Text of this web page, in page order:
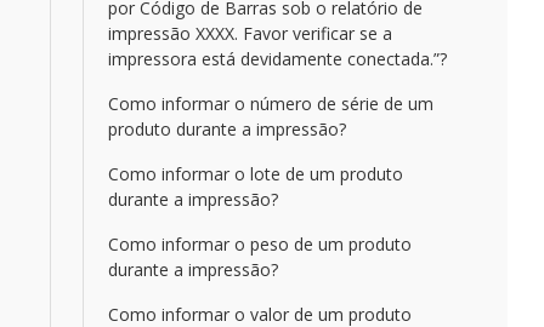
por Código de Barras sob o relatório de
impressão XXXX. Favor verificar se a
impressora está devidamente conectada.”?
Como informar o número de série de um
produto durante a impressão?
Como informar o lote de um produto
durante a impressão?
Como informar o peso de um produto
durante a impressão?
Como informar o valor de um produto